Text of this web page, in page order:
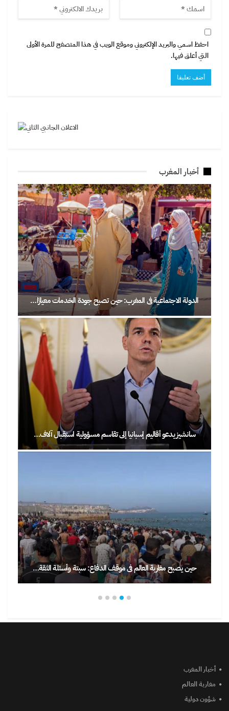
احفظ اسمي والبريد الإلكتروني وموقع الويب في هذا المتصفح للمرة الأولى
التي أعلق فيها.
أخبار المغرب
الدولة الاجتماعية في المغرب: حين تصبح جودة الخدمات معيارًا…
سانشيز يدعو أقاليم إسبانيا إلى تقاسم مسؤولية استقبال آلاف…
حين يصبح مغاربة العالم في موقف الدفاع: سبتة وأسئلة الثقة…
أخبار المغرب
مغاربة العالم
شؤون دولية